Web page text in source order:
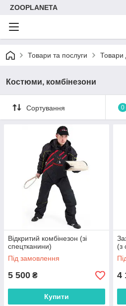
ZOOPLANETA
Товари та послуги Товари
Костюми, комбінезони
Сортування 0
Відкритий комбінезон (зі
спецтканини)
Під замовлення
5 500 ₴
Купити
(з
4